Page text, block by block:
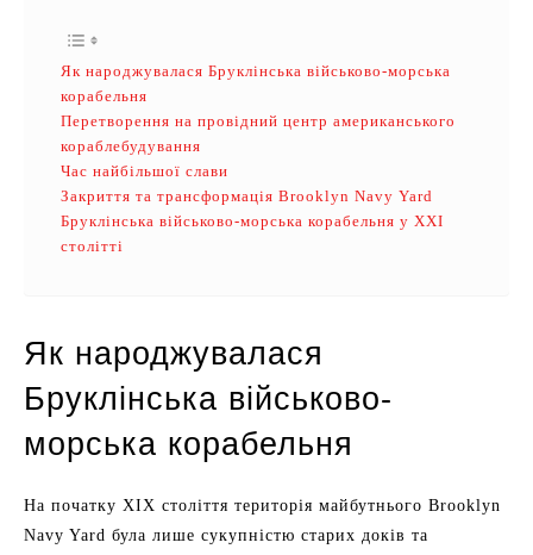
Як народжувалася Бруклінська військово-морська
корабельня
Перетворення на провідний центр американського
кораблебудування
Час найбільшої слави
Закриття та трансформація Brooklyn Navy Yard
Бруклінська військово-морська корабельня у XXI
столітті
Як народжувалася
Бруклінська військово-
морська корабельня
На початку XIX століття територія майбутнього Brooklyn
Navy Yard була лише сукупністю старих доків та